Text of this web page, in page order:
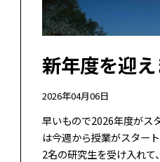
新年度を迎
2026年04月06日
早いもので2026年度がス
は今週から授業がスター
2名の研究生を受け入れ